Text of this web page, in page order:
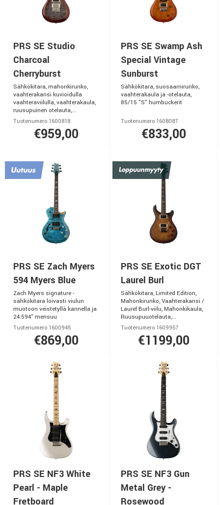
PRS SE Studio
Charcoal
Cherryburst
Sähkökitara, mahonkirunko,
vaahterakansi kuvioidulla
vaahteraviilulla, vaahterakaula,
ruusupuinen otelauta,...
Tuotenumero 1600818
€959,00
PRS SE Swamp Ash
Special Vintage
Sunburst
Sähkökitara, suosaarnirunko,
vaahterakaula ja -otelauta,
85/15 "S" humbuckerit
Tuotenumero 1608087
€833,00
PRS SE Zach Myers
594 Myers Blue
Zach Myers signature -
sähkökitara loivasti viulun
muotoon veistetyllä kannella ja
24.594" mensuu
Tuotenumero 1600945
€869,00
PRS SE Exotic DGT
Laurel Burl
Sähkökitara, Limited Edition,
Mahonkirunko, Vaahterakansi /
Laurel Burl-viilu, Mahonkikaula,
Ruusupuuotelauta,...
Tuotenumero 1609957
€1199,00
PRS SE NF3 White
Pearl - Maple
Fretboard
PRS SE NF3 Gun
Metal Grey -
Rosewood